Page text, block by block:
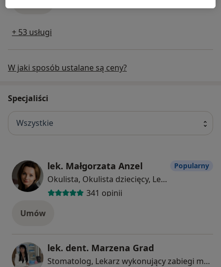
+ 53 usługi
W jaki sposób ustalane są ceny?
Specjaliści
Wszystkie
lek. Małgorzata Anzel
Okulista, Okulista dziecięcy, Lekarz wykonujący zabiegi medycyny estetycznej
341 opinii
Popularny
Umów
lek. dent. Marzena Grad
Stomatolog, Lekarz wykonujący zabiegi medycyny estetycznej